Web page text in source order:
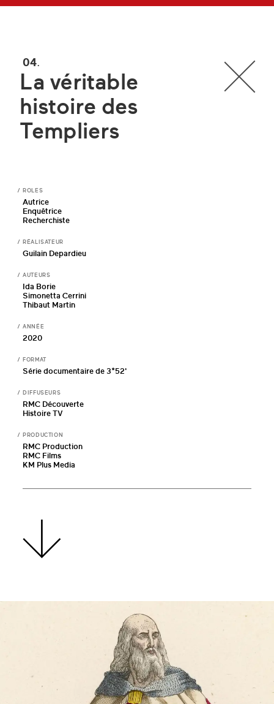
04
La véritable
histoire des
Templiers
ROLES
Autrice
Enquêtrice
Recherchiste
RÉALISATEUR
Guilain Depardieu
AUTEURS
Ida Borie
Simonetta Cerrini
Thibaut Martin
ANNÉE
2020
FORMAT
Série documentaire de 3*52'
DIFFUSEURS
RMC Découverte
Histoire TV
PRODUCTION
RMC Production
RMC Films
KM Plus Media